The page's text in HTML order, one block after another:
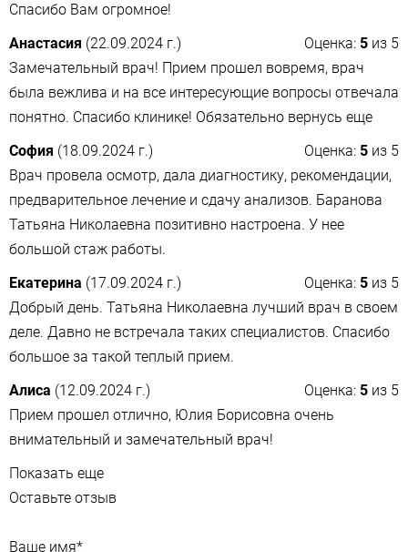
Спасибо Вам огромное!
Анастасия (22.09.2024 г.) Оценка: 5 из 5
Замечательный врач! Прием прошел вовремя, врач
была вежлива и на все интересующие вопросы отвечала
понятно. Спасибо клинике! Обязательно вернусь еще
София (18.09.2024 г.) Оценка: 5 из 5
Врач провела осмотр, дала диагностику, рекомендации,
предварительное лечение и сдачу анализов. Баранова
Татьяна Николаевна позитивно настроена. У нее
большой стаж работы.
Екатерина (17.09.2024 г.) Оценка: 5 из 5
Добрый день. Татьяна Николаевна лучший врач в своем
деле. Давно не встречала таких специалистов. Спасибо
большое за такой теплый прием.
Алиса (12.09.2024 г.) Оценка: 5 из 5
Прием прошел отлично, Юлия Борисовна очень
внимательный и замечательный врач!
Показать еще
Оставьте отзыв
Ваше имя*